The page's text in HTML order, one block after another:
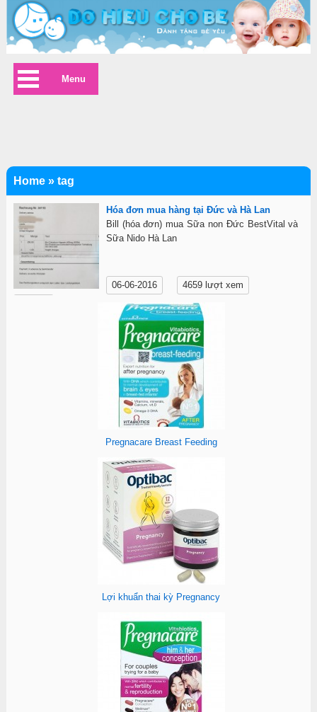
Hóa đơn mua hàng tại Đức và Hà Lan
Bill (hóa đơn) mua Sữa non Đức BestVital và
Sữa Nido Hà Lan
06-06-2016
4659 lượt xem
Home» tag
Pregnacare Breast Feeding
Lợi khuẩn thai kỳ Pregnancy
Menu